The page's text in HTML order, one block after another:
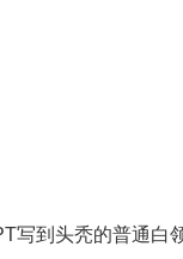
写到头秃的普通白领